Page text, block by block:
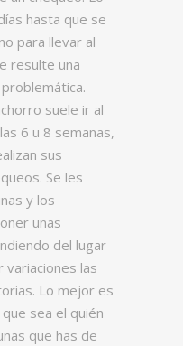
hasta que se
para llevar al
resulte una
suele ir al
6 u 8 semanas,
sus
Se les
y los
unas
del lugar
variaciones las
Lo mejor es
sea el quién
que has de